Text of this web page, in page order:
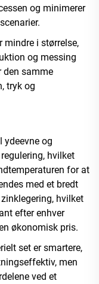
og minimerer
mindre i størrelse,
og messing
den samme
tryk og
ydeevne og
hvilket
for at
med et bredt
hvilket
efter enhver
økonomisk pris.
set er smartere,
men
ved et